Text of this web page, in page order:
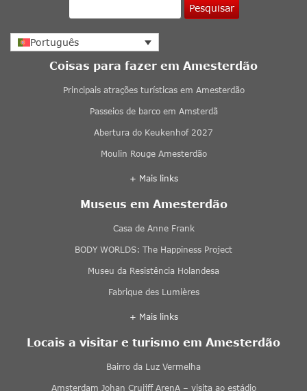
Pesquisar
Português
Coisas para fazer em Amesterdão
Principais atrações turísticas em Amesterdão
Passeios de barco em Amsterdã
Abertura do Keukenhof 2027
Moulin Rouge Amesterdão
+ Mais links
Museus em Amesterdão
Casa de Anne Frank
BODY WORLDS: The Happiness Project
Museu da Resistência Holandesa
Fabrique des Lumières
+ Mais links
Locais a visitar e turismo em Amesterdão
Bairro da Luz Vermelha
Amsterdam Johan Cruijff ArenA – visita ao estádio